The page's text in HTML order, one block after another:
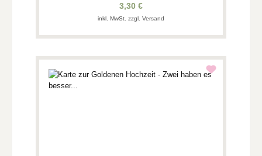
3,30 €
inkl. MwSt. zzgl. Versand